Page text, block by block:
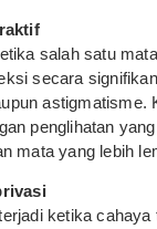
salah satu
secara
astigmatisme.
penglihatan
mata yang lebih
ketika